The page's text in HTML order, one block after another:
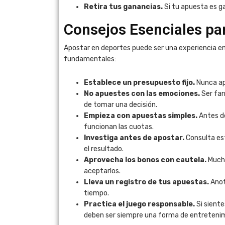
Retira tus ganancias.Si tu apuesta es
Consejos Esenciales
Apostar en deportes puede ser una experiencia
fundamentales:
Establece un presupuesto fijo. Nunca
No apuestes con las emociones.Ser
de tomar una decisión.
Empieza con apuestas simples.Antes
funcionan las cuotas.
Investiga antes de apostar.Consulta
el resultado.
Aprovecha los bonos con cautela.
aceptarlos.
Lleva un registro de tus apuestas.
tiempo.
Practica el juego responsable.Si
deben ser siempre una forma de